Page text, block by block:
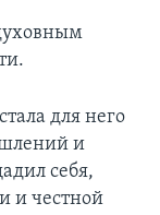
для него
и
себя,
и честной